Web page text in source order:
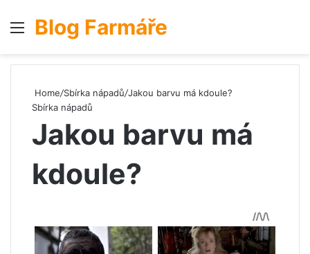
Menu
Blog Farmáře
Home/Sbírka nápadů/Jakou barvu má kdoule?
Sbírka nápadů
Jakou barvu má
kdoule?